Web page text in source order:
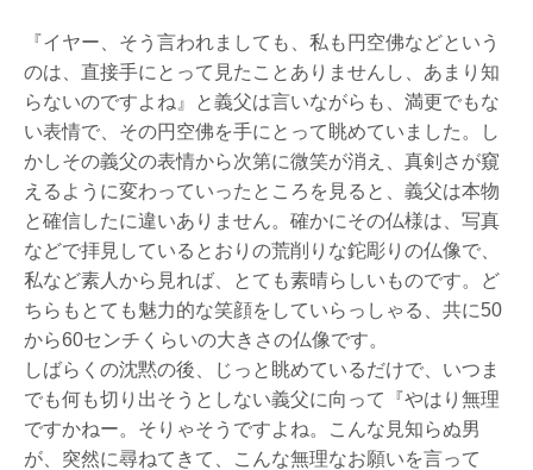
『イヤー、そう言われましても、私も円空佛などという
のは、直接手にとって見たことありませんし、あまり知
らないのですよね』と義父は言いながらも、満更でもな
い表情で、その円空佛を手にとって眺めていました。し
かしその義父の表情から次第に微笑が消え、真剣さが窺
えるように変わっていったところを見ると、義父は本物
と確信したに違いありません。確かにその仏様は、写真
などで拝見しているとおりの荒削りな鉈彫りの仏像で、
私など素人から見れば、とても素晴らしいものです。ど
ちらもとても魅力的な笑顔をしていらっしゃる、共に50
から60センチくらいの大きさの仏像です。
しばらくの沈黙の後、じっと眺めているだけで、いつま
でも何も切り出そうとしない義父に向って『やはり無理
ですかねー。そりゃそうですよね。こんな見知らぬ男
が、突然に尋ねてきて、こんな無理なお願いを言って